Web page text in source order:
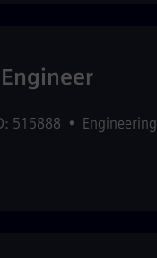
515888 • Engineering